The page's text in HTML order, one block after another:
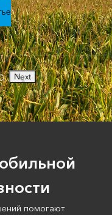
Next
помогают